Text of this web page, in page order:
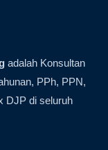
adalah Konsultan
PPh, PPN,
DJP di seluruh